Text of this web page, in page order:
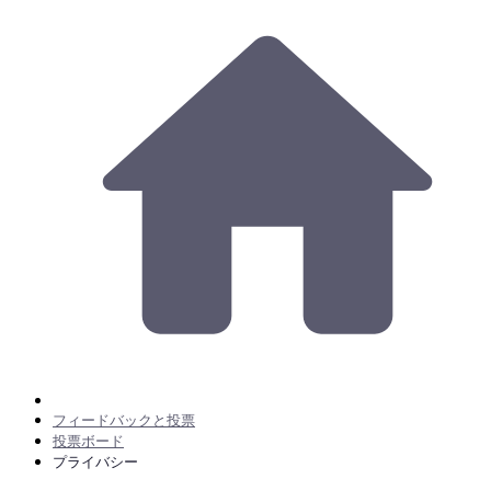
フィードバックと投票
投票ボード
プライバシー